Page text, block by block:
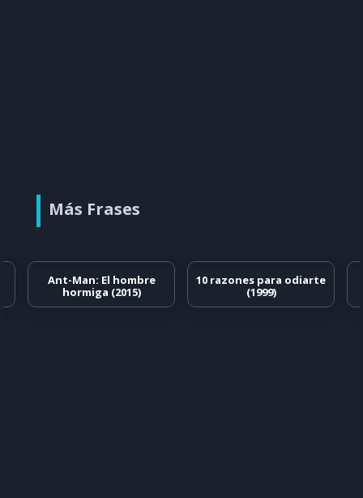
Más Frases
Ant-Man: El hombre
hormiga (2015)
10 razones para odiarte
(1999)